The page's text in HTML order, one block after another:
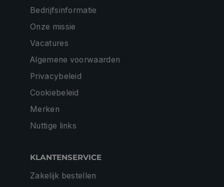
Bedrijfsinformatie
Onze missie
Vacatures
Algemene voorwaarden
Privacybeleid
Cookiebeleid
Merken
Nuttige links
KLANTENSERVICE
Zakelijk bestellen